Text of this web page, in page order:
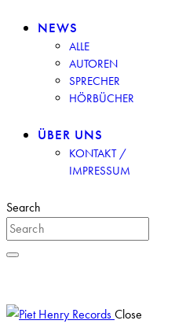
NEWS
ALLE
AUTOREN
SPRECHER
HÖRBÜCHER
ÜBER UNS
KONTAKT /
IMPRESSUM
Search
Close